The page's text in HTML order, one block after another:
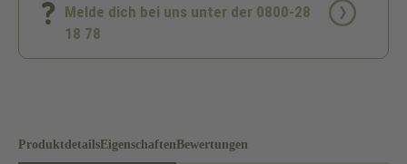
Melde dich bei uns unter der 0800-28
18 78
ProduktdetailsEigenschaftenBewertungen